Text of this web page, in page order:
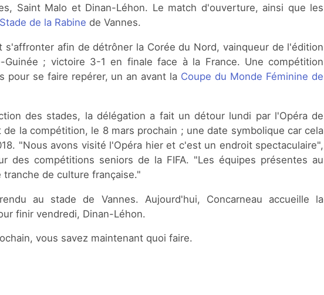
Saint Malo et Dinan-Léhon. Le match d'ouverture, ainsi que les
Stade de la Rabine de Vannes.
afin de détrôner la Corée du Nord, vainqueur de l'édition
Guinée ; victoire 3-1 en finale face à la France. Une compétition
pour se faire repérer, un an avant la Coupe du Monde Féminine de
des stades, la délégation a fait un détour lundi par l'Opéra de
la compétition, le 8 mars prochain ; une date symbolique car cela
"Nous avons visité l'Opéra hier et c'est un endroit spectaculaire",
des compétitions seniors de la FIFA. "Les équipes présentes au
de culture française."
au stade de Vannes. Aujourd'hui, Concarneau accueille la
finir vendredi, Dinan-Léhon.
vous savez maintenant quoi faire.